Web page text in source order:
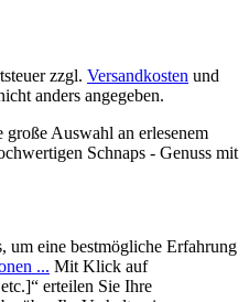
zzgl. Versandkosten und
anders angegeben.
Auswahl an erlesenem
Schnaps - Genuss mit
um eine bestmögliche Erfahrung
... Mit Klick auf
erteilen Sie Ihre